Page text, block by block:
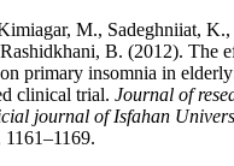
M., Sadeghniiat,
B. (2012). The
primary insomnia in
clinical trial. Journal of
journal of Isfahan
1161–1169.